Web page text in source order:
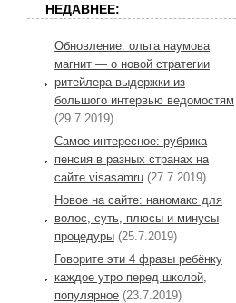
НЕДАВНЕЕ:
Обновление: ольга наумова
магнит — о новой стратегии
ритейлера выдержки из
большого интервью ведомостям
(29.7.2019)
Самое интересное: рубрика
пенсия в разных странах на
сайте visasamru (27.7.2019)
Новое на сайте: наномакс для
волос, суть, плюсы и минусы
процедуры (25.7.2019)
Говорите эти 4 фразы ребёнку
каждое утро перед школой,
популярное (23.7.2019)